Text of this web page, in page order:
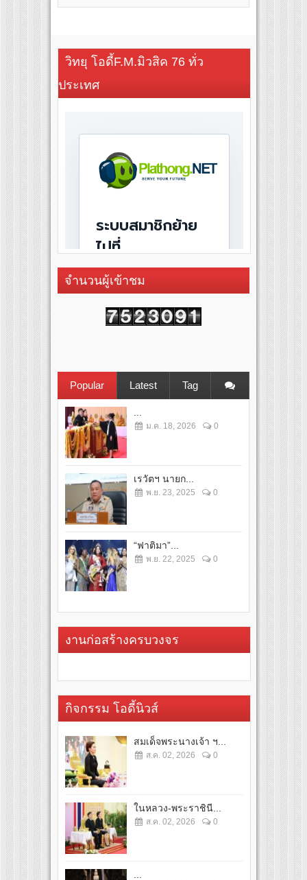
วิทยุ โอดี้F.M.มิวสิค 76 ทั่ว
ประเทศ
จำนวนผู้เข้าชม
Popular Latest Tag
ม.ค. 18, 2026 0
เรวัตฯ นายก...
พ.ย. 23, 2025 0
“ฟาติมา”...
พ.ย. 22, 2025 0
งานก่อสร้างครบวงจร
กิจกรรม โอดี้นิวส์
สมเด็จพระนางเจ้า ฯ...
ส.ค. 02, 2026 0
ในหลวง-พระราชินี...
ส.ค. 02, 2026 0